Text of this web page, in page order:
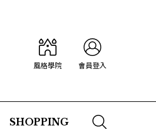
風格學院 會員登入
SHOPPING